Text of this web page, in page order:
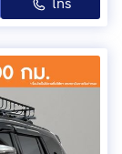
โทร